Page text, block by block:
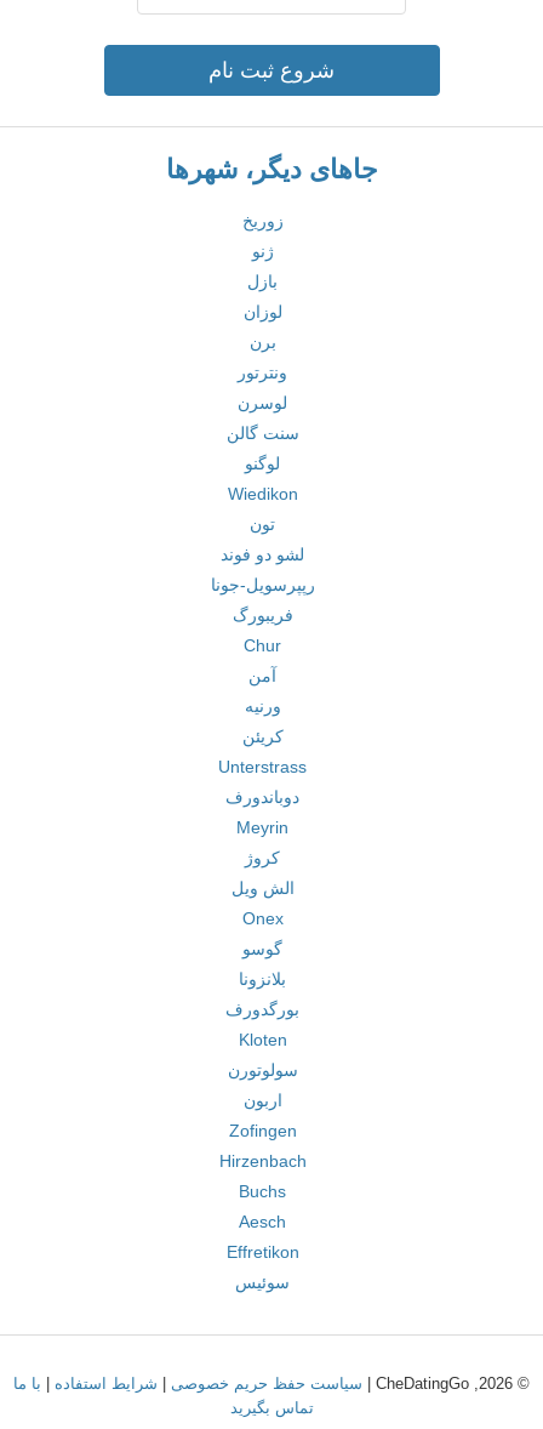
شروع ثبت نام
جاهای دیگر، شهرها
زوریخ
ژنو
بازل
لوزان
برن
ونترتور
لوسرن
سنت گالن
لوگنو
Wiedikon
تون
لشو دو فوند
رپپرسویل-جونا
فریبورگ
Chur
آمن
ورنیه
کریئن
Unterstrass
دوباندورف
Meyrin
کروژ
الش ویل
Onex
گوسو
بلانزونا
بورگدورف
Kloten
سولوتورن
اربون
Zofingen
Hirzenbach
Buchs
Aesch
Effretikon
سوئیس
© 2026, CheDatingGo | سیاست حفظ حریم خصوصی شرایط استفاده
با ما
تماس بگیرید